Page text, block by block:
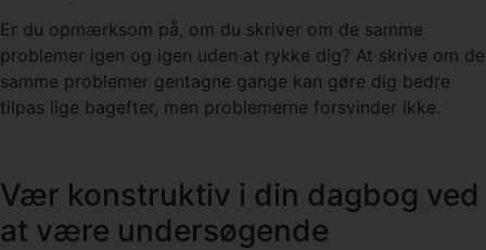
Er du opmærksom på, om du skriver om de samme
problemer igen og igen uden at rykke dig? At skrive om de
samme problemer gentagne gange kan gøre dig bedre
tilpas lige bagefter, men problemerne forsvinder ikke.
Vær konstruktiv i din dagbog ved
at være undersøgende